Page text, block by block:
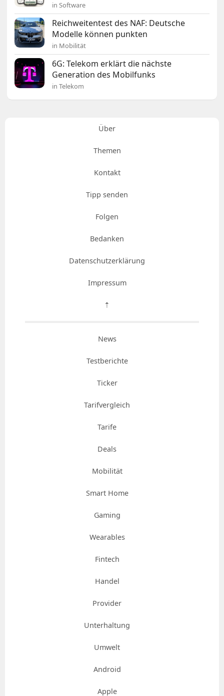
in Software
Reichweitentest des NAF: Deutsche
Modelle können punkten
in Mobilität
6G: Telekom erklärt die nächste
Generation des Mobilfunks
in Telekom
Über
Themen
Kontakt
Tipp senden
Folgen
Bedanken
Datenschutzerklärung
Impressum
⇡
News
Testberichte
Ticker
Tarifvergleich
Tarife
Deals
Mobilität
Smart Home
Gaming
Wearables
Fintech
Handel
Provider
Unterhaltung
Umwelt
Android
Apple